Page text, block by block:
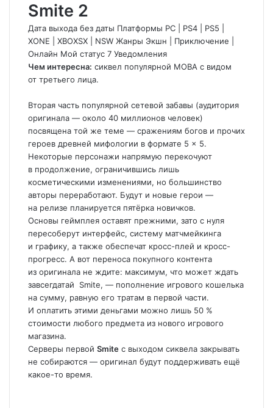
Smite 2
Дата выхода без даты Платформы PC PS4 PS5
XONE
XBOXSX NSW Жанры Экшн Приключение
Онлайн Мой статус 7 Уведомления
Чем интересна: сиквел популярной MOBA с видом
от третьего лица.
Вторая часть популярной сетевой забавы (аудитория
оригинала — около 40 миллионов человек)
посвящена той же теме — сражениям богов и прочих
героев древней мифологии в формате 5 × 5.
Некоторые персонажи напрямую перекочуют
в продолжение, ограничившись лишь
косметическими изменениями, но большинство
авторы переработают. Будут и новые герои —
на релизе планируется пятёрка новичков.
Основы геймплея оставят прежними, зато с нуля
пересоберут интерфейс, систему матчмейкинга
и графику, а также обеспечат кросс-плей и кросс-
прогресс. А вот переноса покупного контента
из оригинала не ждите: максимум, что может ждать
завсегдатай
Smite, — пополнение игрового кошелька
на сумму, равную его тратам в первой части.
И оплатить этими деньгами можно лишь 50 %
стоимости любого предмета из нового игрового
магазина.
Серверы первой Smite с выходом сиквела закрывать
не собираются — оригинал будут поддерживать ещё
какое-то время.